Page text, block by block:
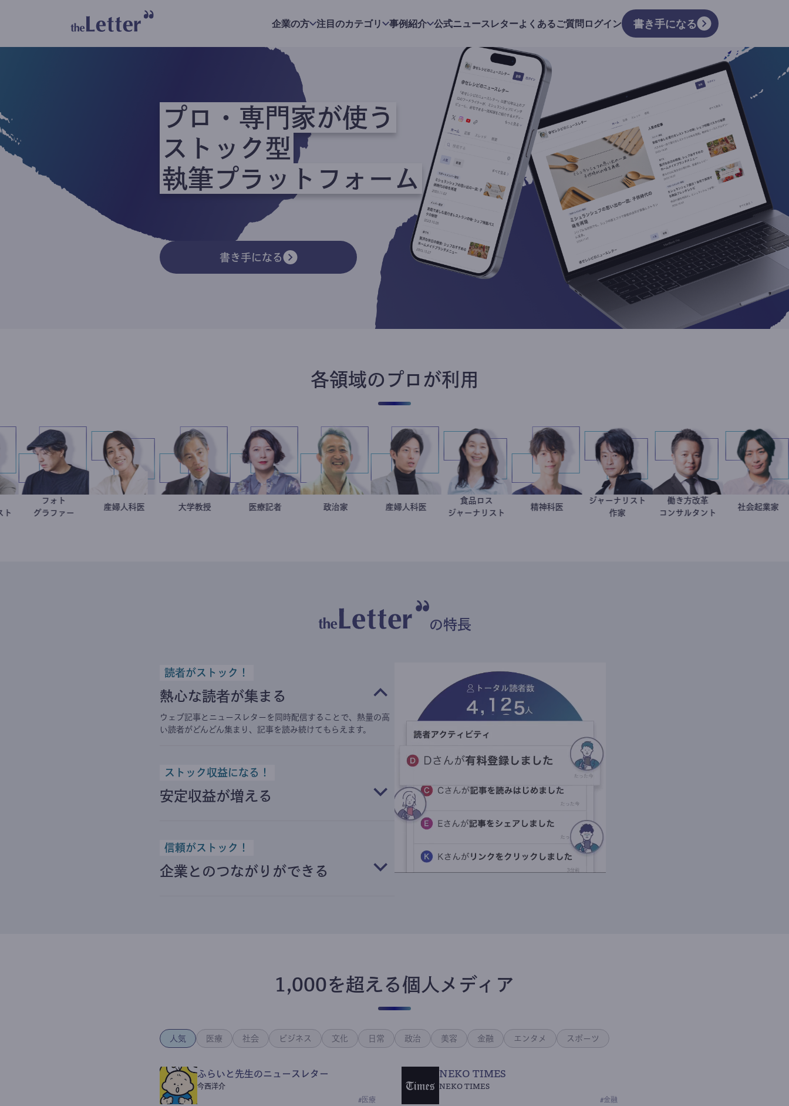
企業の方 注目のカテゴリ 事例紹介 公式ニュースレターよくあるご質問ログイン 書き手になる
プロ・専門家が使う
ストック型
執筆プラットフォーム
書き手になる
各領域のプロが利用
ーナリスト
グラファー
稲葉可奈子
産婦人科医 加藤忠史
大学教授 岩永直子
医療記者 重見大介
産婦人科医 井出留美
食品ロス
ジャーナリスト
藤野智哉
精神科医 鈴木エイト
ジャーナリスト
働き方改革
コンサルタント
駒
社会
の特長
読者がストック！
熱心な読者が集まる
ウェブ記事とニュースレターを同時配信することで、熱量の高
い読者がどんどん集まり、記事を読み続けてもらえます。
ストック収益になる！
安定収益が増える
信頼がストック！
企業とのつながりができる
1,000を超える個人メディア
人気 医療 社会 ビジネス 文化 日常 政治 美容 金融 エンタメ スポーツ
ふらいと先生のニュースレター
今西洋介
# 医療
NEKO TIMES
NEKO TIMES
#金融